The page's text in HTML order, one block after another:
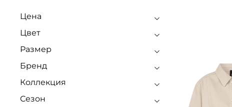
Цена
Цвет
Размер
Бренд
Коллекция
Сезон